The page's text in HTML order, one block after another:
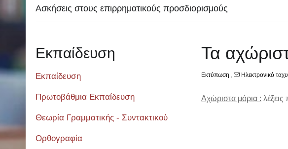
Ασκήσεις στους επιρρηματικούς προσδιορισμούς
Τα
Εκτύπωση , Ηλεκτρονικό
Αχώριστα μόρια :
Εκπαίδευση
Εκπαίδευση
Πρωτοβάθμια Εκπαίδευση
Θεωρία Γραμματικής - Συντακτικού
Ορθογραφία